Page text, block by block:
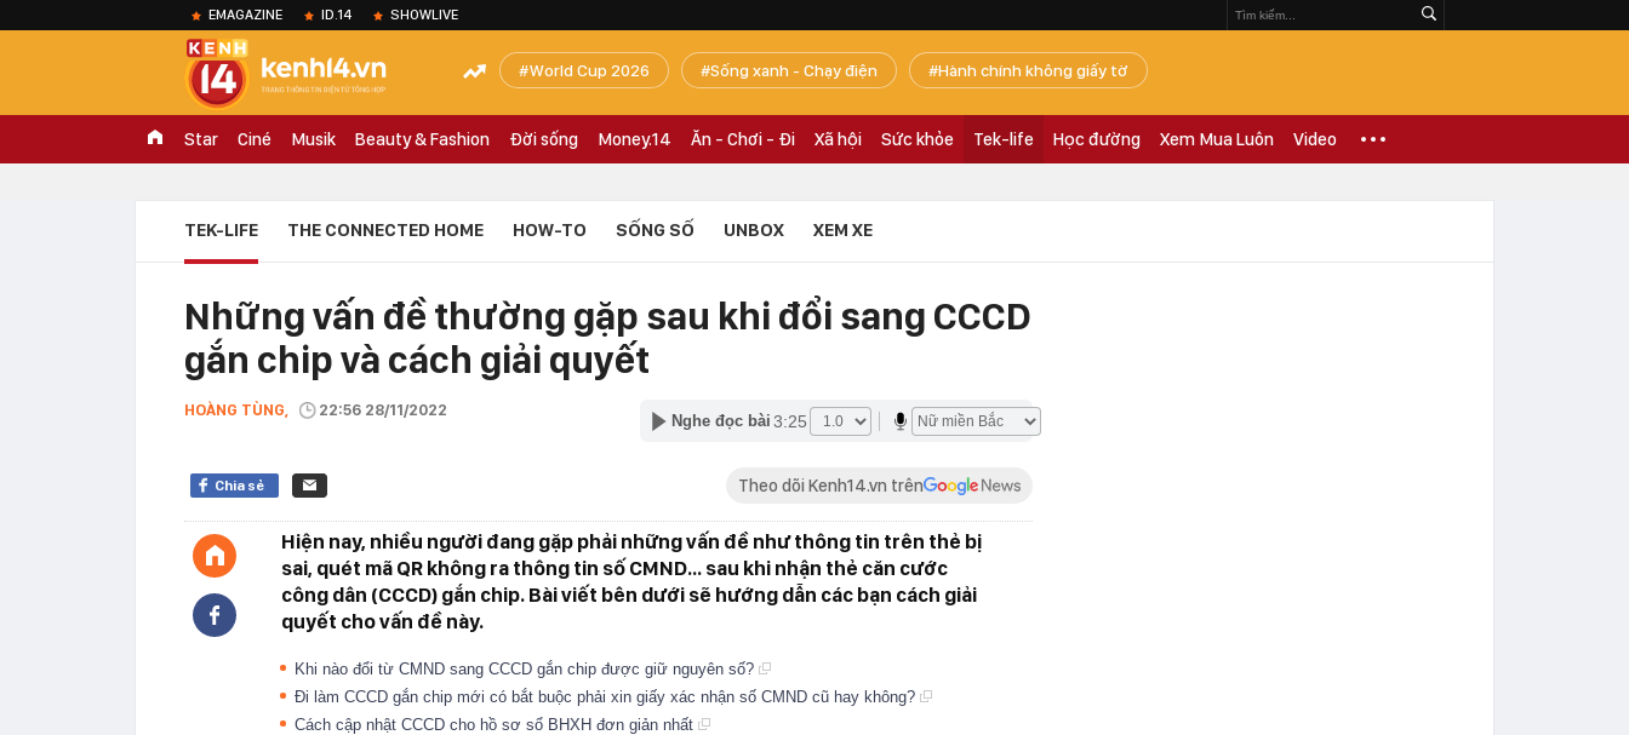
EMAGAZINE ID.14 SHOWLIVE
World Cup 2026 Sống xanh - Chạy điện Hành chính không giấy tờ
Star Ciné Musik Beauty & Fashion Đời sống Money.14 Ăn - Chơi - Đi Xã hội Sức khỏe Tek-life Học đường Xem Mua Luôn Video
TEK-LIFE THE CONNECTED HOME HOW-TO SỐNG SỐ UNBOX XEM XE
Những vấn đề thường gặp sau khi đổi sang CCCD
gắn chip và cách giải quyết
HOÀNG TÙNG, 22:56 28/11/2022
Nghe đọc bài 3:25
Chia sẻ Theo dõi Kenh14.vn trên
Hiện nay, nhiều người đang gặp phải những vấn đề như thông tin trên thẻ bị
sai, quét mã QR không ra thông tin số CMND... sau khi nhận thẻ căn cước
công dân (CCCD) gắn chip. Bài viết bên dưới sẽ hướng dẫn các bạn cách giải
quyết cho vấn đề này.
Khi nào đổi từ CMND sang CCCD gắn chip được giữ nguyên số?
Đi làm CCCD gắn chip mới có bắt buộc phải xin giấy xác nhận số CMND cũ hay không?
Cách cập nhật CCCD cho hồ sơ sổ BHXH đơn giản nhất